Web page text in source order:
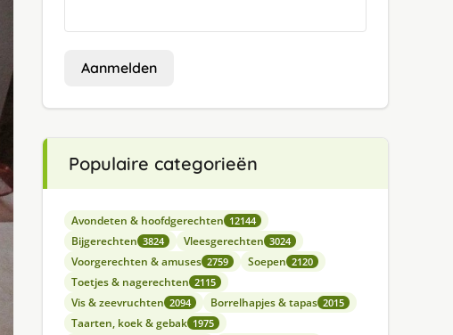
Aanmelden
Populaire categorieën
Avondeten & hoofdgerechten 12144
Bijgerechten 3824 Vleesgerechten 3024
Voorgerechten & amuses 2759 Soepen 2120
Toetjes & nagerechten 2115
Vis & zeevruchten 2094 Borrelhapjes & tapas 2015
Taarten, koek & gebak 1975